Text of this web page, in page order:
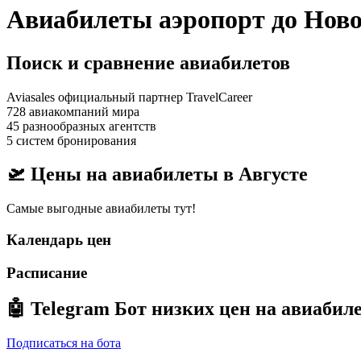
Авиабилеты аэропорт до
Поиск и сравнение авиабилетов
Aviasales официальный партнер TravelCareer
728 авиакомпаний мира
45 разнообразных агентств
5 систем бронирования
🛫 Цены на авиабилеты в Августе
Самые выгодные авиабилеты тут!
Календарь цен
Расписание
🤖 Telegram Бот низких цен на
Подписаться на бота